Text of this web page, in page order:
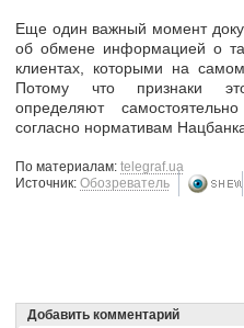
Еще один важный момент
об обмене информацией о
клиентах, которыми на
Потому что признаки
определяют
согласно нормативам
По материалам: telegraf.ua
Источник: Обозреватель
Добавить комментарий